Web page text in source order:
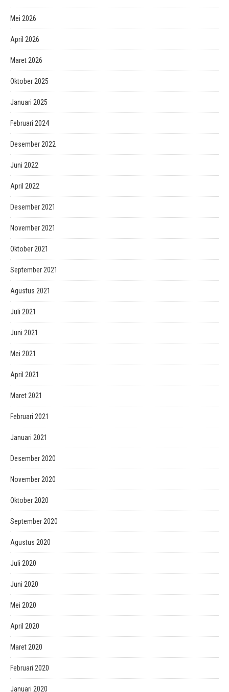
Mei 2026
April 2026
Maret 2026
Oktober 2025
Januari 2025
Februari 2024
Desember 2022
Juni 2022
April 2022
Desember 2021
November 2021
Oktober 2021
September 2021
Agustus 2021
Juli 2021
Juni 2021
Mei 2021
April 2021
Maret 2021
Februari 2021
Januari 2021
Desember 2020
November 2020
Oktober 2020
September 2020
Agustus 2020
Juli 2020
Juni 2020
Mei 2020
April 2020
Maret 2020
Februari 2020
Januari 2020